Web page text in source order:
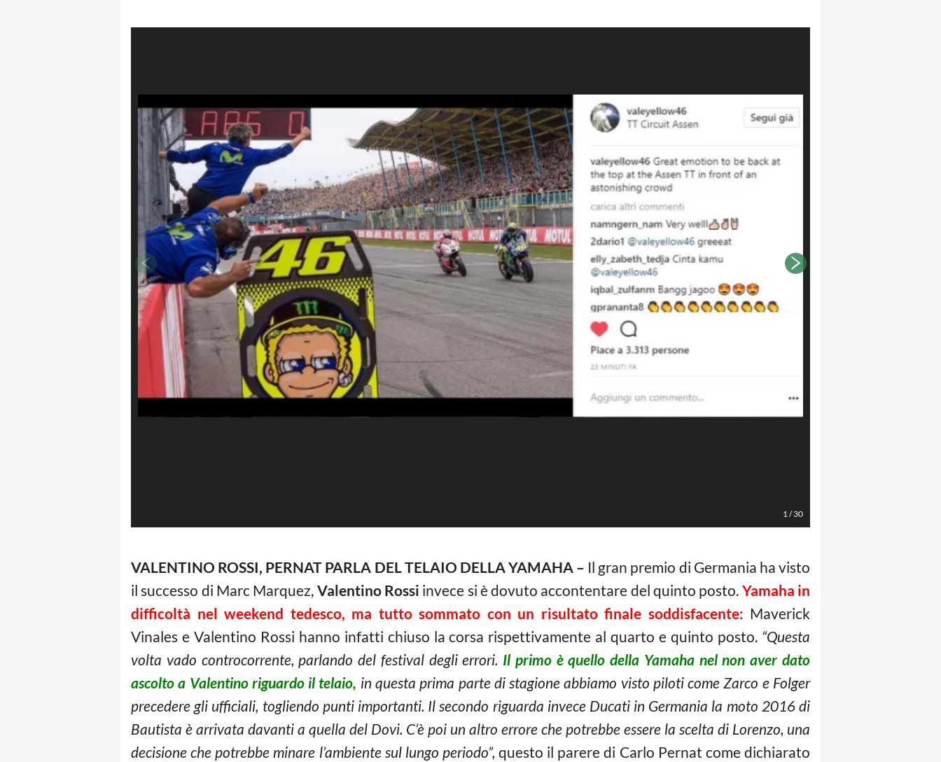
1/30
VALENTINO ROSSI, PERNAT PARLA DEL TELAIO DELLA YAMAHA – Il gran premio di Germania ha visto
il successo di Marc Marquez, Valentino Rossi invece si è dovuto accontentare del quinto posto. Yamaha in
difficoltà nel weekend tedesco, ma tutto sommato con un risultato finale soddisfacente: Maverick
Vinales e Valentino Rossi hanno infatti chiuso la corsa rispettivamente al quarto e quinto posto. “Questa
volta vado controcorrente, parlando del festival degli errori. Il primo è quello della Yamaha nel non aver dato
ascolto a Valentino riguardo il telaio, in questa prima parte di stagione abbiamo visto piloti come Zarco e Folger
precedere gli ufficiali, togliendo punti importanti. Il secondo riguarda invece Ducati in Germania la moto 2016 di
Bautista è arrivata davanti a quella del Dovi. C’è poi un altro errore che potrebbe essere la scelta di Lorenzo, una
decisione che potrebbe minare l’ambiente sul lungo periodo”, questo il parere di Carlo Pernat come dichiarato